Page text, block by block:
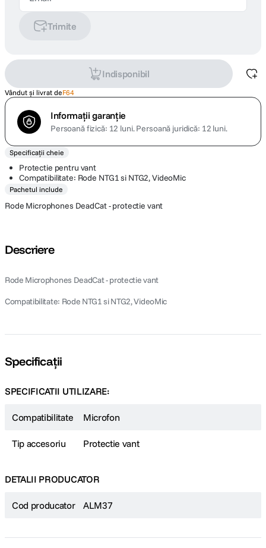
Trimite
Indisponibil
Vândut și livrat deF64
Informații garanție
Persoană fizică: 12 luni.Persoană juridică: 12 luni.
Specificații cheie
Protectie pentru vant
Compatibilitate: Rode NTG1 si NTG2, VideoMic
Pachetul include
Rode Microphones DeadCat - protectie vant
Descriere
Rode Microphones DeadCat - protectie vant
Compatibilitate: Rode NTG1 si NTG2, VideoMic
Specificații
SPECIFICATII UTILIZARE:
Compatibilitate Microfon
Tip accesoriu Protectie vant
DETALII PRODUCATOR
Cod producator ALM37